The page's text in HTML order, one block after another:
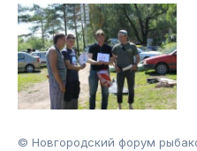
© Новгородский форум